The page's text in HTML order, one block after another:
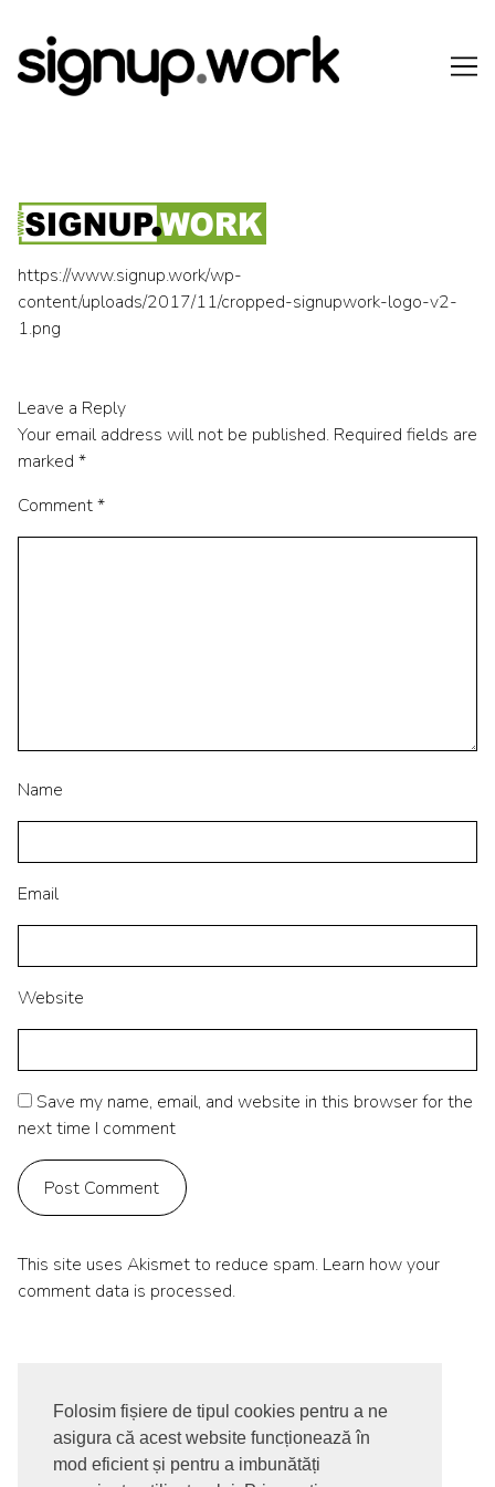
Folosim fișiere de tipul cookies pentru a ne
asigura că acest website funcționează în
mod eficient și pentru a imbunătăți
Content
https://www.signup.work/wp-
content/uploads/2017/11/cropped-signupwork-logo-v2-
1.png
Leave a Reply
Your email address will not be published. Required fields are
marked *
Comment*
Name
Email
Website
Save my name, email, and website in this browser for the
next time I comment
This site uses Akismet to reduce spam. Learn how your
comment data is processed.
© 2017-2026. Toate drepturile rezervate